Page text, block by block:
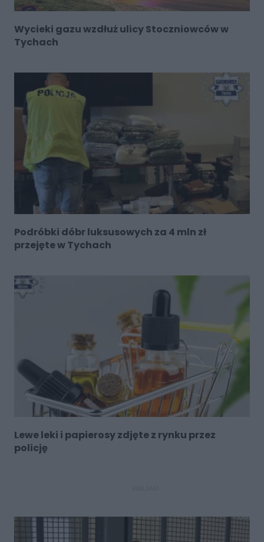
Wycieki gazu wzdłuż ulicy Stoczniowców w
Tychach
Podróbki dóbr luksusowych za 4 mln zł
przejęte w Tychach
Lewe leki i papierosy zdjęte z rynku przez
policję